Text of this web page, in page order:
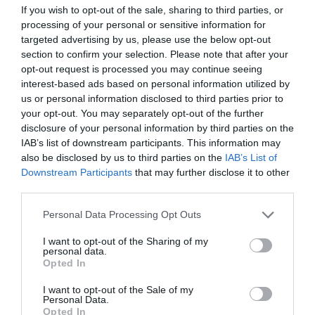
If you wish to opt-out of the sale, sharing to third parties, or
processing of your personal or sensitive information for
targeted advertising by us, please use the below opt-out
section to confirm your selection. Please note that after your
opt-out request is processed you may continue seeing
interest-based ads based on personal information utilized by
us or personal information disclosed to third parties prior to
your opt-out. You may separately opt-out of the further
disclosure of your personal information by third parties on the
IAB’s list of downstream participants. This information may
also be disclosed by us to third parties on the IAB’s List of
Downstream Participants that may further disclose it to other
Personal Data Processing Opt Outs
I want to opt-out of the Sharing of my
personal data.
Opted In
I want to opt-out of the Sale of my
Personal Data.
Opted In
respect de ceux des autres accroissent les chambres
du «Vivre ensemble» et de paix, si chers au Président
de la République, SEM Alassane Ouattara. L’objectif
que nous visons à travers la cérémonie de ce jour,
c’est de faire connaître à chaque individu les droits
liés à sa personne, concourir au développement d’une
culture des Droits de l’Homme en Côte d’Ivoire
expliqué Gnénéma Coulibaly.
Les nouveaux ambassadeurs qui ont la pleine mesure
de la mission qui vient de leur être confiée, ont dévoilé
les grands axes de leurs actions.
plus grand. Ne soyez donc pas surpris que Dobet